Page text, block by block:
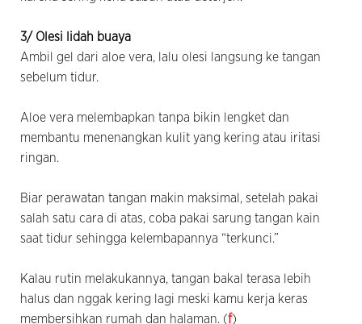
3/ Olesi lidah buaya
Ambil gel dari aloe vera, lalu olesi langsung ke tangan
sebelum tidur.
Aloe vera melembapkan tanpa bikin lengket dan
membantu menenangkan kulit yang kering atau iritasi
ringan.
Biar perawatan tangan makin maksimal, setelah pakai
salah satu cara di atas, coba pakai sarung tangan kain
saat tidur sehingga kelembapannya “terkunci.”
Kalau rutin melakukannya, tangan bakal terasa lebih
halus dan nggak kering lagi meski kamu kerja keras
membersihkan rumah dan halaman. (f)